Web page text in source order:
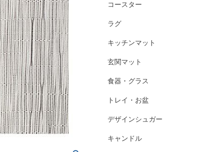
コースター
ラグ
キッチンマット
玄関マット
食器・グラス
トレイ・お盆
デザインシュガー
キャンドル